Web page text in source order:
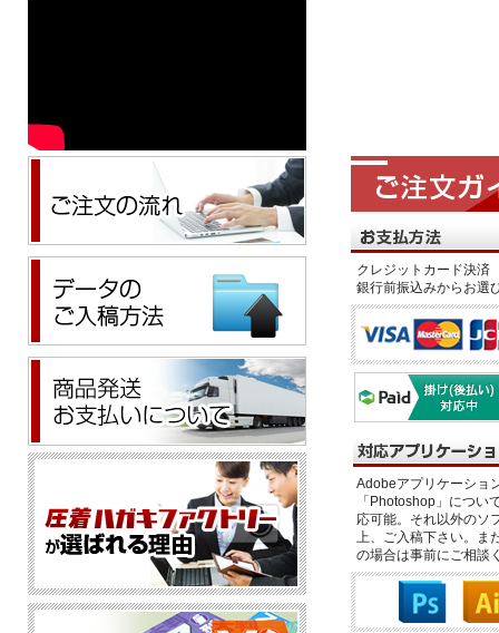
クレジットカード決
銀行前振込みからお選
Adobeアプリケーショ
「Photoshop」につい
応可能。それ以外のソ
上、ご入稿下さい。ま
の場合は事前にご相談